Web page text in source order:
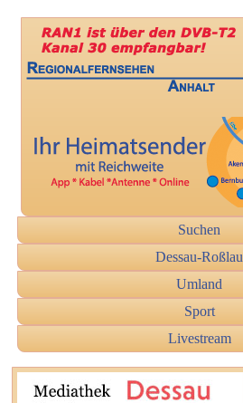
Suchen
Dessau-Roßlau
Umland
Sport
Livestream